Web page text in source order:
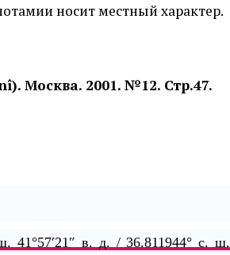
носит местный характер.
Москва. 2001. №12. Стр.47.
41°57′21″ в. д. /36.811944° с. ш.